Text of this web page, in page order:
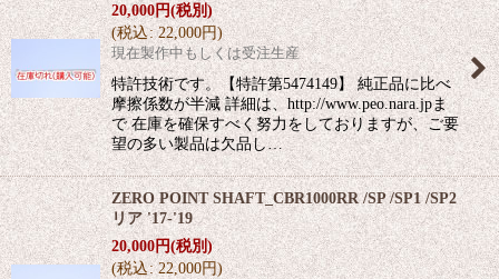
20,000円(税別)
(税込: 22,000円)
現在製作中もしくは受注生産
特許技術です。【特許第5474149】 純正品に比べ
摩擦係数が半減 詳細は、http://www.peo.nara.jpま
で 在庫を確保すべく努力をしておりますが、ご要
望の多い製品は欠品し…
ZERO POINT SHAFT_CBR1000RR /SP /SP1 /SP2
リア '17-'19
20,000円(税別)
(税込: 22,000円)